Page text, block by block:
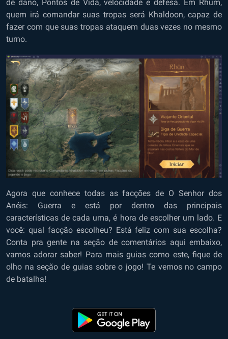
de dano, Pontos de Vida, velocidade e defesa. Em Rhûm,
quem irá comandar suas tropas será Khaldoon, capaz de
fazer com que suas tropas ataquem duas vezes no mesmo
turno.
Agora que conhece todas as facções de O Senhor dos
Anéis: Guerra e está por dentro das principais
características de cada uma, é hora de escolher um lado. E
você: qual facção escolheu? Está feliz com sua escolha?
Conta pra gente na seção de comentários aqui embaixo,
vamos adorar saber! Para mais guias como este, fique de
olho na seção de guias sobre o jogo! Te vemos no campo
de batalha!